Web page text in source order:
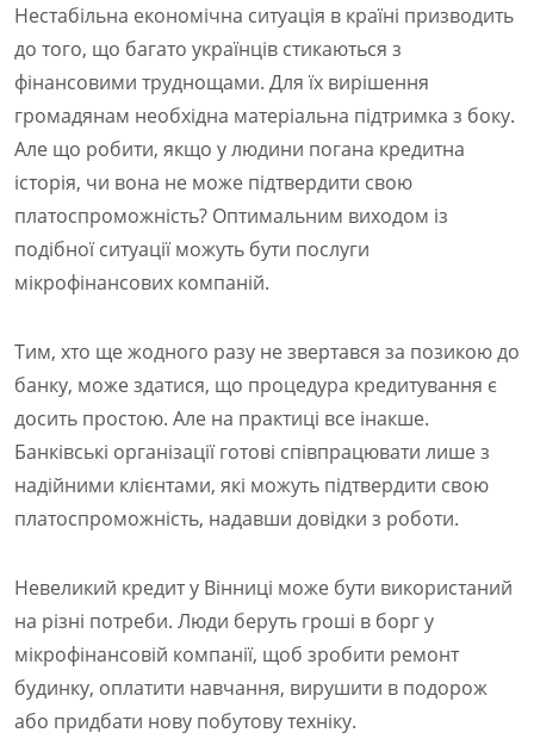
Нестабільна економічна ситуація в країні призводить
до того, що багато українців стикаються з
фінансовими труднощами. Для їх вирішення
громадянам необхідна матеріальна підтримка з боку.
Але що робити, якщо у людини погана кредитна
історія, чи вона не може підтвердити свою
платоспроможність? Оптимальним виходом із
подібної ситуації можуть бути послуги
мікрофінансових компаній.
Тим, хто ще жодного разу не звертався за позикою до
банку, може здатися, що процедура кредитування є
досить простою. Але на практиці все інакше.
Банківські організації готові співпрацювати лише з
надійними клієнтами, які можуть підтвердити свою
платоспроможність, надавши довідки з роботи.
Невеликий кредит у Вінниці може бути використаний
на різні потреби. Люди беруть гроші в борг у
мікрофінансовій компанії, щоб зробити ремонт
будинку, оплатити навчання, вирушити в подорож
або придбати нову побутову техніку.